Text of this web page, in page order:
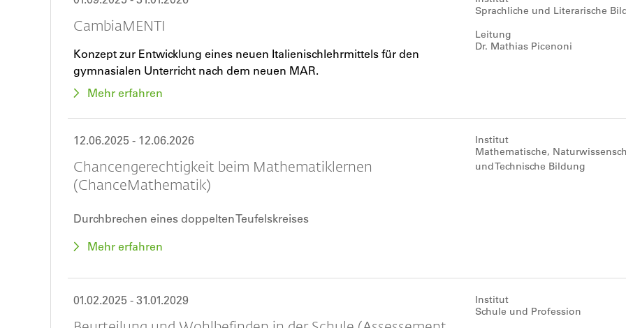
CambiaMENTI
Konzept zur Entwicklung eines neuen Italienischlehrmittels für den
gymnasialen Unterricht nach dem neuen MAR.
Mehr erfahren
Sprachliche und Literarische
Leitung
Dr. Mathias Picenoni
12.06.2025 - 12.06.2026
Chancengerechtigkeit beim Mathematiklernen
(ChanceMathematik)
Durchbrechen eines doppelten Teufelskreises
Mehr erfahren
Institut
Mathematische,
und Technische Bildung
01.02.2025 - 31.01.2029
Institut
Schule und Profession